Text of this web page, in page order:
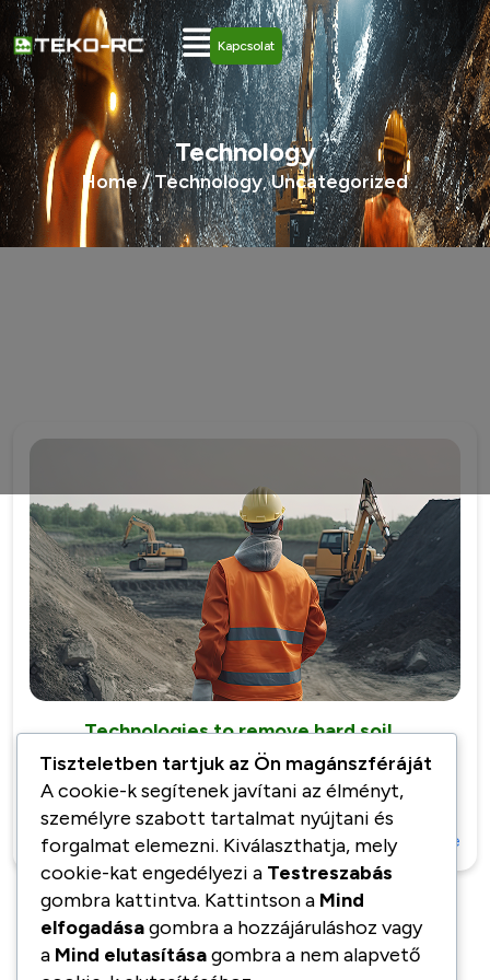
Kapcsolat
Technology
Home / Technology,Uncategorized
Technologies to remove hard soil…
Explore the fundamental techniques and
indispensable…
kzadmin 0 Comments Read More
Tiszteletben tartjuk az Ön magánszféráját
A cookie-k segítenek javítani az élményt,
személyre szabott tartalmat nyújtani és
forgalmat elemezni. Kiválaszthatja, mely
cookie-kat engedélyezi a Testreszabás
gombra kattintva. Kattintson a Mind
elfogadásagombra a hozzájáruláshoz vagy
a Mind elutasításagombra a nem alapvető